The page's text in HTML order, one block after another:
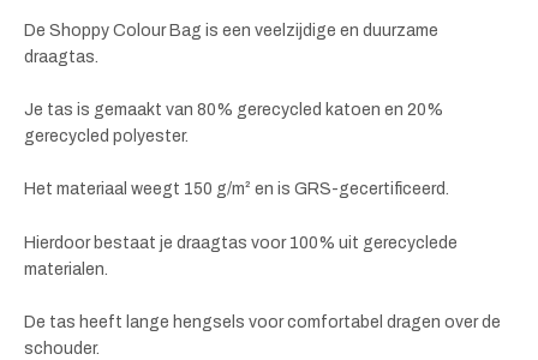
De Shoppy Colour Bag is een veelzijdige en duurzame
draagtas.
Je tas is gemaakt van 80% gerecycled katoen en 20%
gerecycled polyester.
Het materiaal weegt 150 g/m² en is GRS-gecertificeerd.
Hierdoor bestaat je draagtas voor 100% uit gerecyclede
materialen.
De tas heeft lange hengsels voor comfortabel dragen over de
schouder.